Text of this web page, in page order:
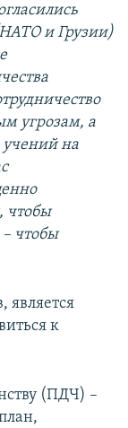
и Грузии)
угрозам, а
учений на
чтобы
чтобы
является
к
(ПДЧ) –